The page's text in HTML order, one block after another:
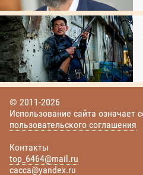
© 2011-2026
Использование сайта означает
пользовательского соглашения
Контакты
top_6464@mail.ru
cacca@yandex.ru